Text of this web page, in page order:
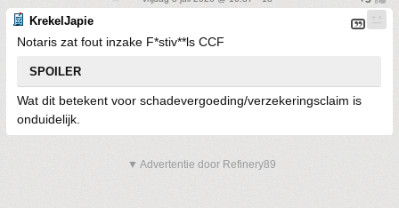
KrekelJapie
Notaris zat fout inzake F*stiv**ls CCF
SPOILER
Wat dit betekent voor schadevergoeding/verzekeringsclaim is
onduidelijk.
▼ Advertentie door Refinery89